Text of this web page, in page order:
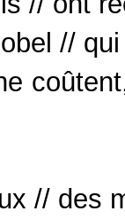
//
// des